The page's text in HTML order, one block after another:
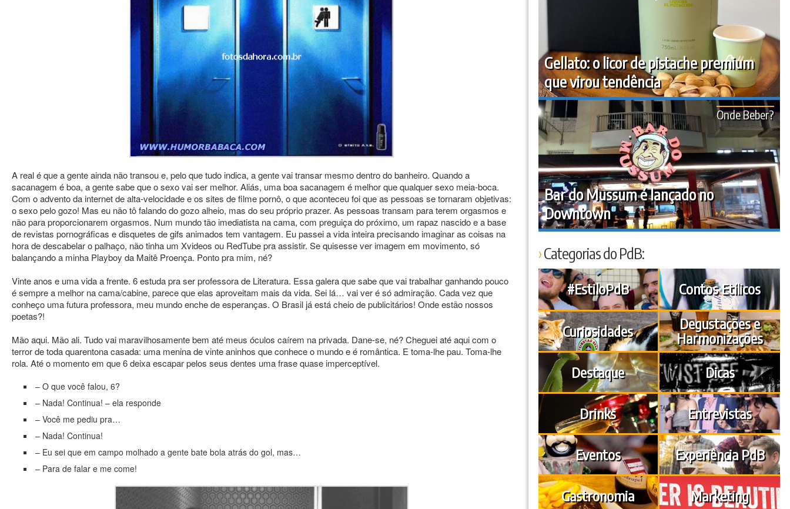
A real é que a gente ainda não transou e, pelo que tudo indica, a gente vai transar mesmo dentro do banheiro. Quando a
sacanagem é boa, a gente sabe que o sexo vai ser melhor. Aliás, uma boa sacanagem é melhor que qualquer sexo meia-boca.
Com o advento da internet de alta-velocidade e os sites de filme pornô, o que aconteceu foi que as pessoas se tornaram objetivas:
o sexo pelo gozo! Mas eu não tô falando do gozo alheio, mas do seu próprio prazer. As pessoas transam para terem orgasmos e
não para proporcionarem orgasmos. Num mundo tão imediatista na cama, com preguiça do próximo, um rapaz nascido e a base
de revistas pornográficas e disquetes de gifs animados tem vantagem. Eu passei a vida inteira precisando imaginar as coisas na
hora de descabelar o palhaço, não tinha um Xvideos ou RedTube pra assistir. Se quisesse ver imagem em movimento, só
balançando a minha Playboy da Maitê Proença. Ponto pra mim, né?
Vinte anos e uma vida a frente. 6 estuda pra ser professora de Literatura. Essa galera que sabe que vai trabalhar ganhando pouco
é sempre a melhor na cama/cabine, parece que elas aproveitam mais da vida. Sei lá… vai ver é só admiração. Cada vez que
conheço uma futura professora, meu mundo enche de esperanças. O Brasil já está cheio de publicitários! Onde estão nossos
poetas?!
Mão aqui. Mão ali. Tudo vai maravilhosamente bem até meus óculos caírem na privada. Dane-se, né? Cheguei até aqui com o
terror de toda quarentona casada: uma menina de vinte aninhos que conhece o mundo e é romântica. E toma-lhe pau. Toma-lhe
rola. Até o momento em que 6 deixa escapar pelos seus dentes uma frase quase imperceptível.
– O que você falou, 6?
– Nada! Continua! – ela responde
– Você me pediu pra…
– Nada! Continua!
– Eu sei que em campo molhado a gente bate bola atrás do gol, mas…
– Para de falar e me come!
Gellato: o licor de pistache premium
que virou tendência
Bar do Mussum é lançado no
Downtown
Onde Beber?
Categorias do PdB:
#EstiloPdB Contos Etílicos
Curiosidades
Degustações e
Harmonizações
Destaque
Dicas
Drinks Entrevistas
Eventos Experiência PdB
Gastronomia Marketing